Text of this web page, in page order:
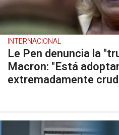
INTERNACIONAL
Le Pen denuncia la
Macron: "Está
extremadamente